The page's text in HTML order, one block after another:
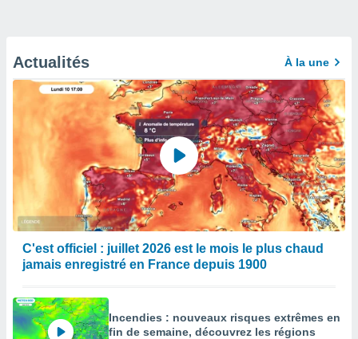
Actualités À la une
C'est officiel : juillet 2026 est le mois le plus chaud
jamais enregistré en France depuis 1900
Incendies : nouveaux risques extrêmes en
fin de semaine, découvrez les régions